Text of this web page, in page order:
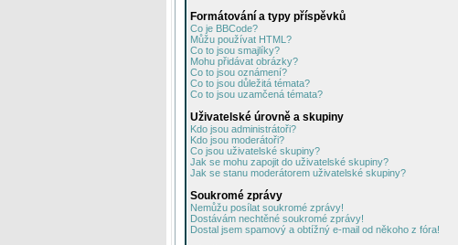
Formátování a typy příspěvků
Co je BBCode?
Můžu používat HTML?
Co to jsou smajlíky?
Mohu přidávat obrázky?
Co to jsou oznámení?
Co to jsou důležitá témata?
Co to jsou uzamčená témata?
Uživatelské úrovně a skupiny
Kdo jsou administrátoři?
Kdo jsou moderátoři?
Co jsou uživatelské skupiny?
Jak se mohu zapojit do uživatelské skupiny?
Jak se stanu moderátorem uživatelské skupiny?
Soukromé zprávy
Nemůžu posílat soukromé zprávy!
Dostávám nechtěné soukromé zprávy!
Dostal jsem spamový a obtížný e-mail od někoho z fóra!